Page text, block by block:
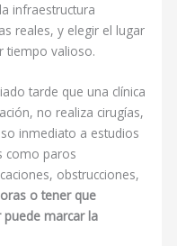
infraestructura
reales, y elegir el lugar
tiempo valioso.
tarde que una clínica
no realiza cirugías,
inmediato a estudios
como paros
obstrucciones,
o tener que
marcar la